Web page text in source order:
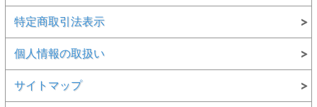
特定商取引法表示
個人情報の取扱い
サイトマップ